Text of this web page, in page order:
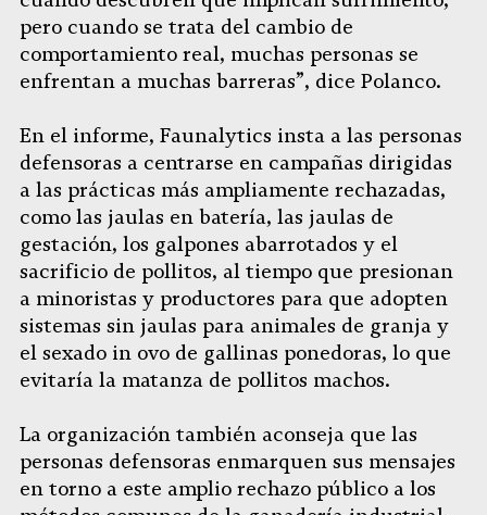
pero cuando se trata del cambio de
comportamiento real, muchas personas se
enfrentan a muchas barreras”, dice Polanco.
En el informe, Faunalytics insta a las personas
defensoras a centrarse en campañas dirigidas
a las prácticas más ampliamente rechazadas,
como las jaulas en batería, las jaulas de
gestación, los galpones abarrotados y el
sacrificio de pollitos, al tiempo que presionan
a minoristas y productores para que adopten
sistemas sin jaulas para animales de granja y
el sexado in ovo de gallinas ponedoras, lo que
evitaría la matanza de pollitos machos.
La organización también aconseja que las
personas defensoras enmarquen sus mensajes
en torno a este amplio rechazo público a los